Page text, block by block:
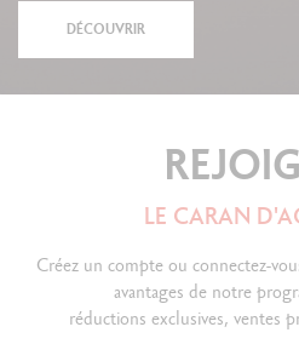
DÉCOUVRIR
LE CARAN
Créez un compte ou connectez-
avantages de notre
réductions exclusives, ventes